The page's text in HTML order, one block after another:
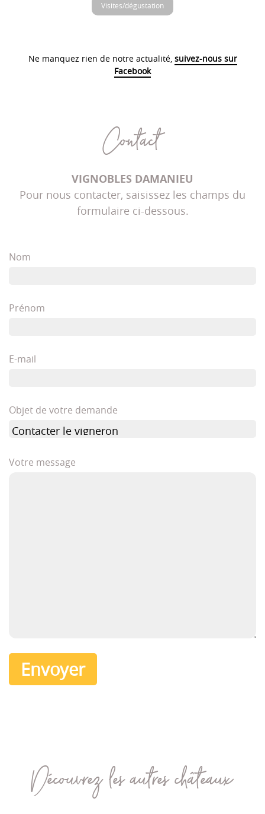
Visites/dégustation
Ne manquez rien de notre actualité, suivez-nous sur
Facebook
Contact
VIGNOBLES DAMANIEU
Pour nous contacter, saisissez les champs du
formulaire ci-dessous.
Nom
Prénom
E-mail
Objet de votre demande
Votre message
Découvrez les autres châteaux